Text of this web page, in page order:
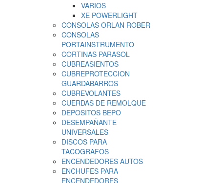
VARIOS
XE POWERLIGHT
CONSOLAS ORLAN ROBER
CONSOLAS
PORTAINSTRUMENTO
CORTINAS PARASOL
CUBREASIENTOS
CUBREPROTECCION
GUARDABARROS
CUBREVOLANTES
CUERDAS DE REMOLQUE
DEPOSITOS BEPO
DESEMPAÑANTE
UNIVERSALES
DISCOS PARA
TACOGRAFOS
ENCENDEDORES AUTOS
ENCHUFES PARA
ENCENDEDORES